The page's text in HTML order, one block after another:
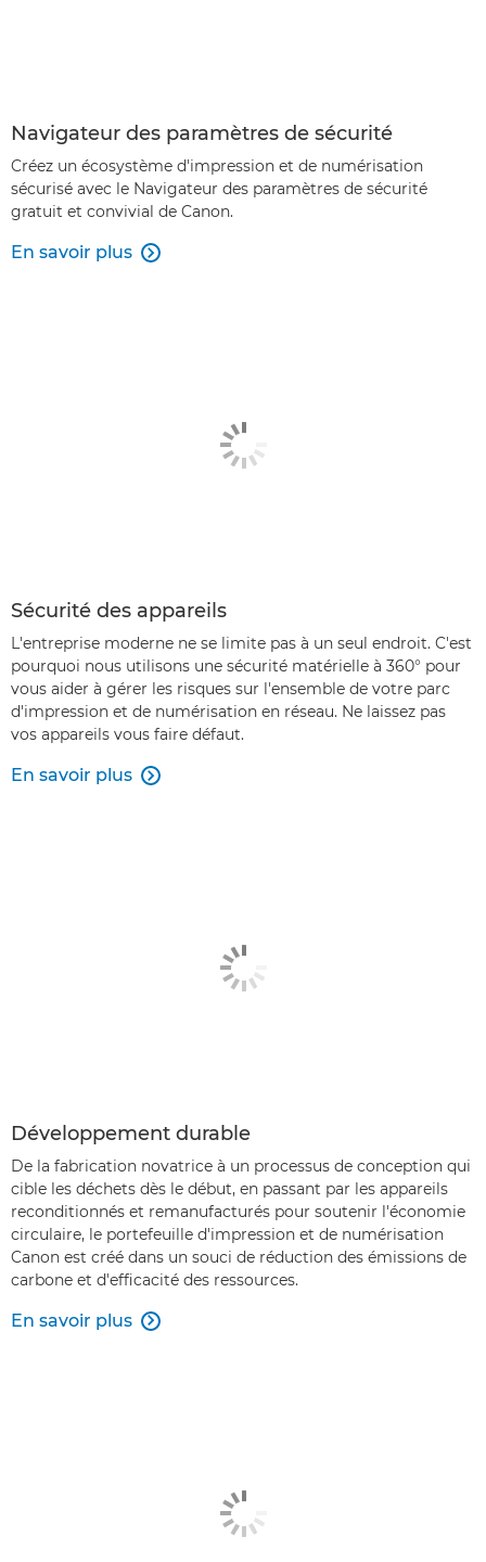
Navigateur des paramètres de sécurité
Créez un écosystème d'impression et de numérisation
sécurisé avec le Navigateur des paramètres de sécurité
gratuit et convivial de Canon.
En savoir plus 
Sécurité des appareils
L'entreprise moderne ne se limite pas à un seul endroit. C'est
pourquoi nous utilisons une sécurité matérielle à 360° pour
vous aider à gérer les risques sur l'ensemble de votre parc
d'impression et de numérisation en réseau. Ne laissez pas
vos appareils vous faire défaut.
En savoir plus 
Développement durable
De la fabrication novatrice à un processus de conception qui
cible les déchets dès le début, en passant par les appareils
reconditionnés et remanufacturés pour soutenir l'économie
circulaire, le portefeuille d'impression et de numérisation
Canon est créé dans un souci de réduction des émissions de
carbone et d'efficacité des ressources.
En savoir plus 